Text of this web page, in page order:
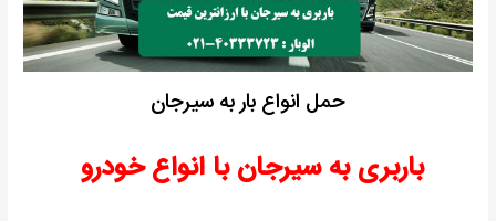
حمل انواع بار به سیرجان
باربری به سیرجان با انواع خودرو